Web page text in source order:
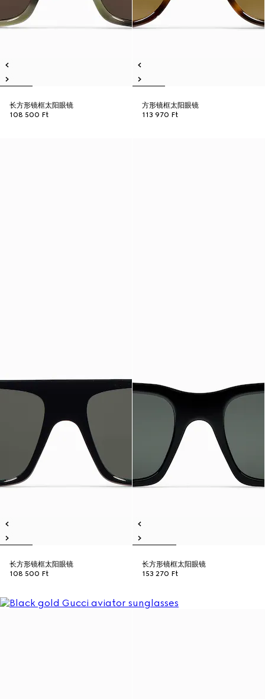
长方形镜框太阳眼镜
108 500 Ft
方形镜框太阳眼镜
113 970 Ft
长方形镜框太阳眼镜
108 500 Ft
长方形镜框太阳眼镜
153 270 Ft